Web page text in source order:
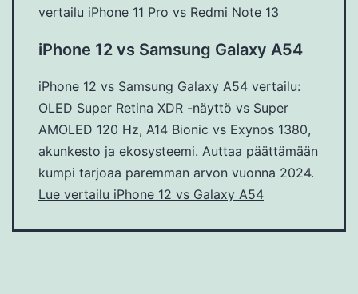
vertailu iPhone 11 Pro vs Redmi Note 13
iPhone 12 vs Samsung Galaxy A54
iPhone 12 vs Samsung Galaxy A54 vertailu:
OLED Super Retina XDR -näyttö vs Super
AMOLED 120 Hz, A14 Bionic vs Exynos 1380,
akunkesto ja ekosysteemi. Auttaa päättämään
kumpi tarjoaa paremman arvon vuonna 2024.
Lue vertailu iPhone 12 vs Galaxy A54